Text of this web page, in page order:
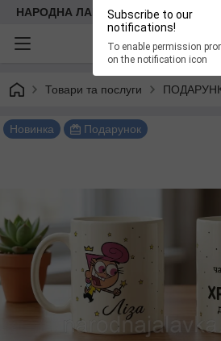
Subscribe to our
notifications!
To enable permission
on the notification icon
НАРОДНА ЛАВКА
Товари та послуги
Новинка Подарунок